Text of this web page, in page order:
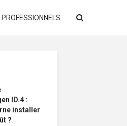
ID.4 :
installer
?